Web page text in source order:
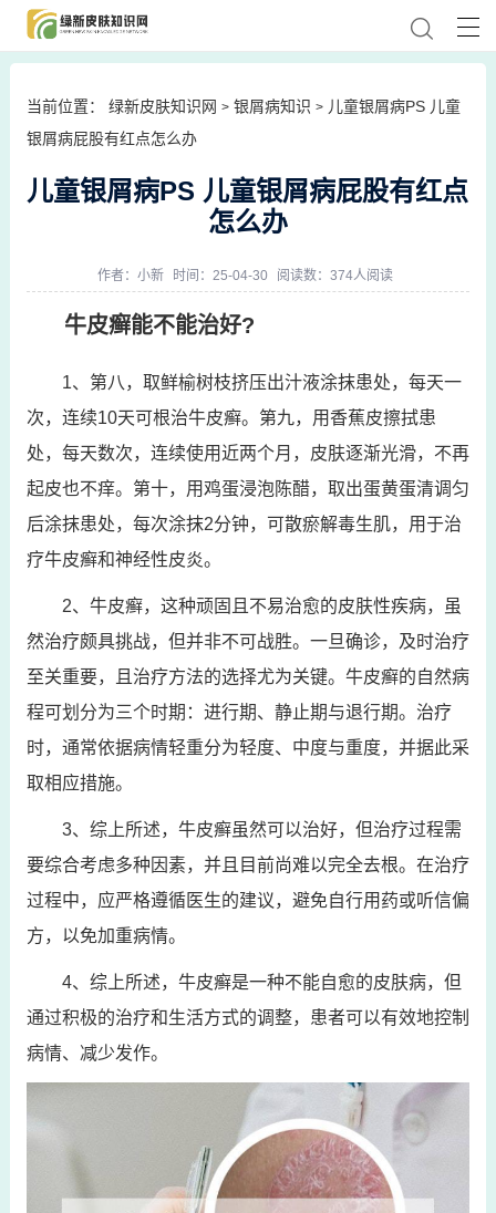
当前位置： 绿新皮肤知识网 > 银屑病知识 > 儿童银屑病PS 儿童
银屑病屁股有红点怎么办
儿童银屑病PS 儿童银屑病屁股有红点
怎么办
作者： 小新 时间：25-04-30 阅读数：374人阅读
牛皮癣能不能治好?
1、第八，取鲜榆树枝挤压出汁液涂抹患处，每天一
次，连续10天可根治牛皮癣。第九，用香蕉皮擦拭患
处，每天数次，连续使用近两个月，皮肤逐渐光滑，不再
起皮也不痒。第十，用鸡蛋浸泡陈醋，取出蛋黄蛋清调匀
后涂抹患处，每次涂抹2分钟，可散瘀解毒生肌，用于治
疗牛皮癣和神经性皮炎。
2、牛皮癣，这种顽固且不易治愈的皮肤性疾病，虽
然治疗颇具挑战，但并非不可战胜。一旦确诊，及时治疗
至关重要，且治疗方法的选择尤为关键。牛皮癣的自然病
程可划分为三个时期：进行期、静止期与退行期。治疗
时，通常依据病情轻重分为轻度、中度与重度，并据此采
取相应措施。
3、综上所述，牛皮癣虽然可以治好，但治疗过程需
要综合考虑多种因素，并且目前尚难以完全去根。在治疗
过程中，应严格遵循医生的建议，避免自行用药或听信偏
方，以免加重病情。
4、综上所述，牛皮癣是一种不能自愈的皮肤病，但
通过积极的治疗和生活方式的调整，患者可以有效地控制
病情、减少发作。